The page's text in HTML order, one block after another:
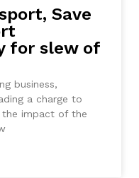
Save
for slew of
business,
a charge to
impact of the